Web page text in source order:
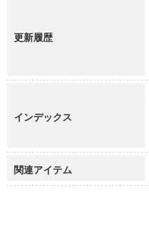
更新履歴
インデックス
関連アイテム